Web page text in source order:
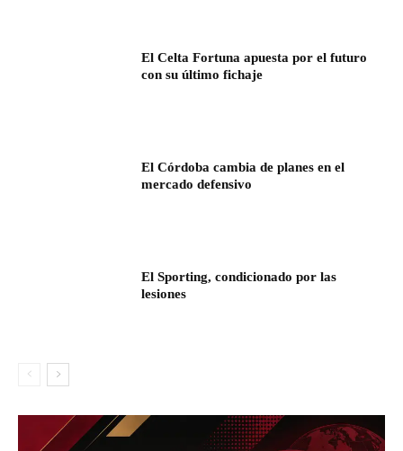
El Celta Fortuna apuesta por el futuro
con su último fichaje
El Córdoba cambia de planes en el
mercado defensivo
El Sporting, condicionado por las
lesiones